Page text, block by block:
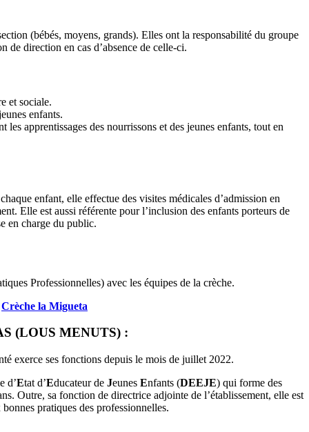
(bébés, moyens, grands). Elles ont la responsabilité du groupe
de direction en cas d’absence de celle-ci.
et sociale.
enfants.
apprentissages des nourrissons et des jeunes enfants, tout en
enfant, elle effectue des visites médicales d’admission en
Elle est aussi référente pour l’inclusion des enfants porteurs de
en charge du public.
Professionnelles) avec les équipes de la crèche.
Crèche la Migueta
(LOUS MENUTS) :
exerce ses fonctions depuis le mois de juillet 2022.
d’Etat d’Educateur de Jeunes Enfants (DEEJE) qui forme des
Outre, sa fonction de directrice adjointe de l’établissement, elle est
pratiques des professionnelles.